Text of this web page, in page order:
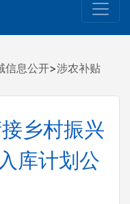
信息公开>涉农补贴
乡村振兴
库计划公